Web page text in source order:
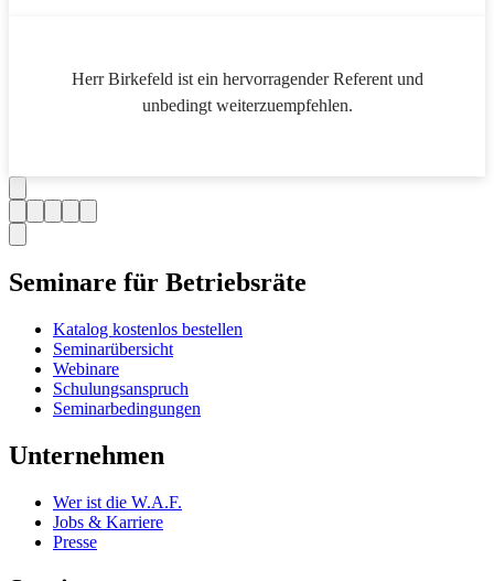
Herr Birkefeld ist ein hervorragender Referent und
unbedingt weiterzuempfehlen.
Seminare für Betriebsräte
Katalog kostenlos bestellen
Seminarübersicht
Webinare
Schulungsanspruch
Seminarbedingungen
Unternehmen
Wer ist die W.A.F.
Jobs & Karriere
Presse